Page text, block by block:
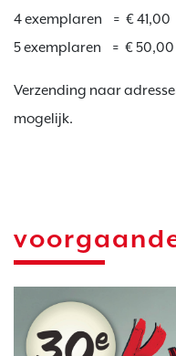
4 exemplaren = € 41,00
5 exemplaren = € 50,00
Verzending naar
mogelijk.